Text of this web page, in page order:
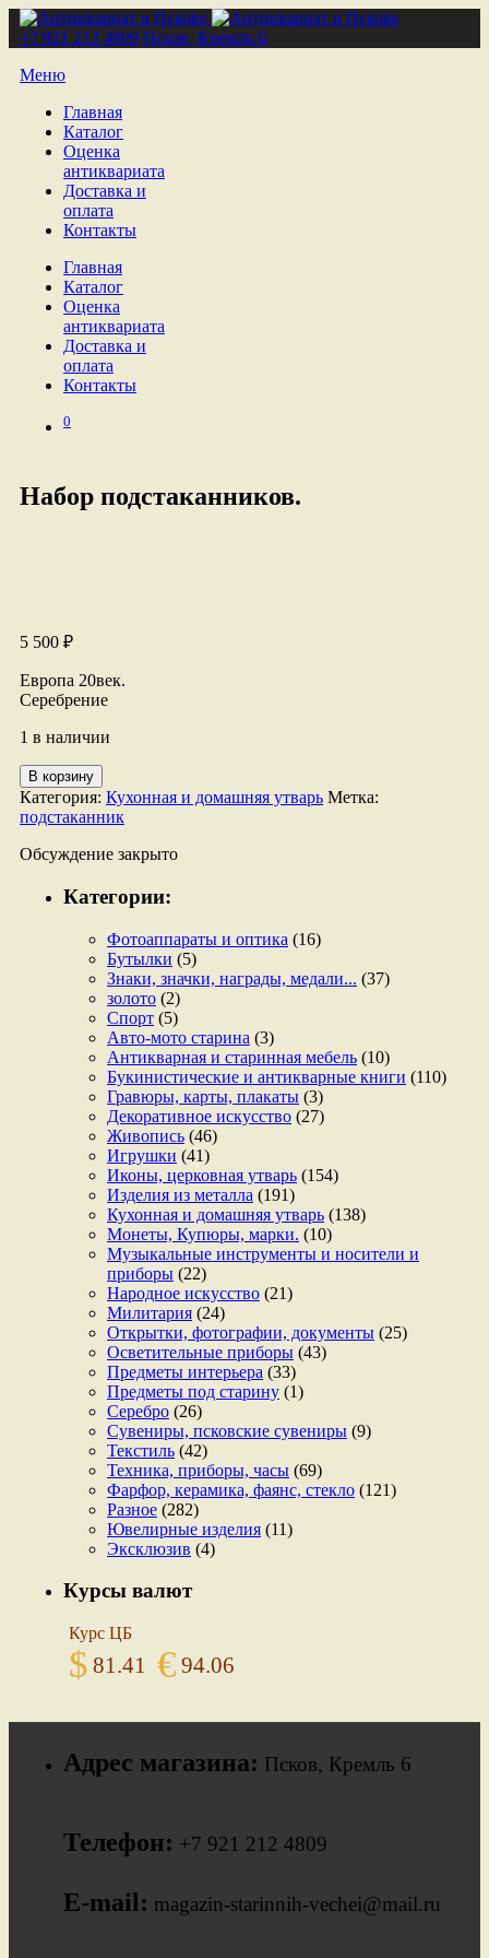
+7 921 212 4809 Псков, Кремль 6
Меню
Главная
Каталог
Оценка
антиквариата
Доставка и
оплата
Контакты
Главная
Каталог
Оценка
антиквариата
Доставка и
оплата
Контакты
0
Набор подстаканников.
5 500 ₽
Европа 20век.
Серебрение
1 в наличии
Количество
товара
Набор
подстаканников.
В корзину
Категория: Кухонная и домашняя утварь Метка:
подстаканник
Обсуждение закрыто
Категории:
Фотоаппараты и оптика (16)
Бутылки (5)
Знаки, значки, награды, медали... (37)
золото (2)
Спорт (5)
Авто-мото старина (3)
Антикварная и старинная мебель (10)
Букинистические и антикварные книги (110)
Гравюры, карты, плакаты (3)
Декоративное искусство (27)
Живопись (46)
Игрушки (41)
Иконы, церковная утварь (154)
Изделия из металла (191)
Кухонная и домашняя утварь (138)
Монеты, Купюры, марки. (10)
Музыкальные инструменты и носители и
приборы (22)
Народное искусство (21)
Милитария (24)
Открытки, фотографии, документы (25)
Осветительные приборы (43)
Предметы интерьера (33)
Предметы под старину (1)
Серебро (26)
Сувениры, псковские сувениры (9)
Текстиль (42)
Техника, приборы, часы (69)
Фарфор, керамика, фаянс, стекло (121)
Разное (282)
Ювелирные изделия (11)
Эксклюзив (4)
Курсы валют
Курс ЦБ
$ 81.41 € 94.06
Адрес магазина: Псков, Кремль 6
Телефон: +7 921 212 4809
E-mail: magazin-starinnih-vechei@mail.ru